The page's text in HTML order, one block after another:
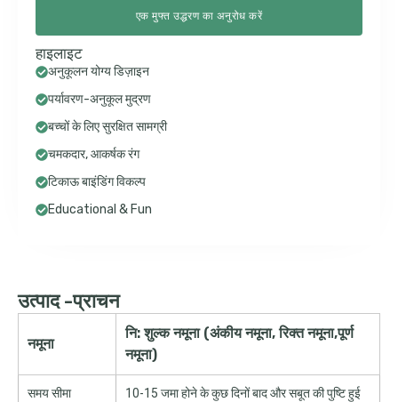
एक मुफ्त उद्धरण का अनुरोध करें
हाइलाइट
अनुकूलन योग्य डिज़ाइन
पर्यावरण-अनुकूल मुद्रण
बच्चों के लिए सुरक्षित सामग्री
चमकदार, आकर्षक रंग
टिकाऊ बाइंडिंग विकल्प
Educational & Fun
उत्पाद -प्राचन
नमूना
नि: शुल्क नमूना (अंकीय नमूना, रिक्त नमूना,पूर्ण
नमूना)
समय सीमा 10-15 जमा होने के कुछ दिनों बाद और सबूत की पुष्टि हुई